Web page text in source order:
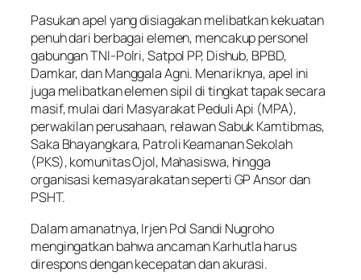
Pasukan apel yang disiagakan melibatkan kekuatan
penuh dari berbagai elemen, mencakup personel
gabungan TNI-Polri, Satpol PP, Dishub, BPBD,
Damkar, dan Manggala Agni. Menariknya, apel ini
juga melibatkan elemen sipil di tingkat tapak secara
masif, mulai dari Masyarakat Peduli Api (MPA),
perwakilan perusahaan, relawan Sabuk Kamtibmas,
Saka Bhayangkara, Patroli Keamanan Sekolah
(PKS), komunitas Ojol, Mahasiswa, hingga
organisasi kemasyarakatan seperti GP Ansor dan
PSHT.
Dalam amanatnya, Irjen Pol Sandi Nugroho
mengingatkan bahwa ancaman Karhutla harus
direspons dengan kecepatan dan akurasi.